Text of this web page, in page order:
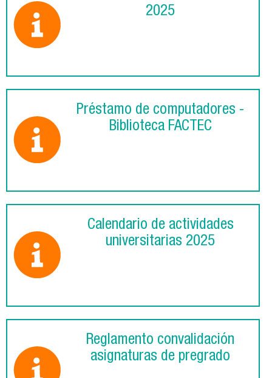
2025
Préstamo de computadores -
Biblioteca FACTEC
Calendario de actividades
universitarias 2025
Reglamento convalidación
asignaturas de pregrado